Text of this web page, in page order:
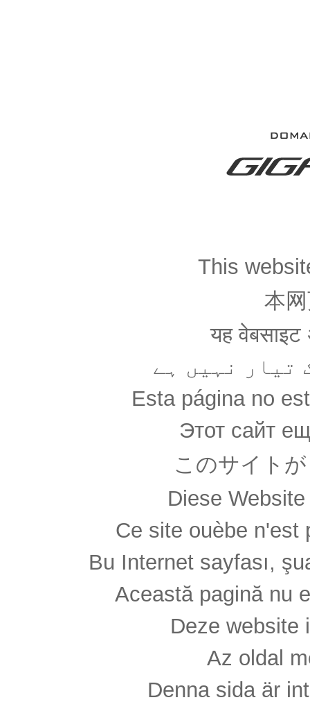
This
本
यह वेबसाइट
تیار نہیں ہے
Esta página no
Этот сайт
このサイト
Diese
Ce site ouèbe n'est
Bu Internet sayfası,
Această pagină nu
Deze website
Az oldal
Denna sida är